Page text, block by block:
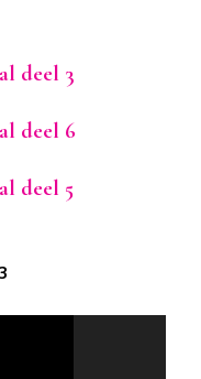
deel 3
deel 6
deel 5